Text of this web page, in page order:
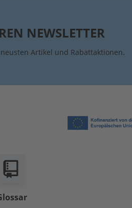
NEWSLETTER
Artikel und Rabattaktionen.